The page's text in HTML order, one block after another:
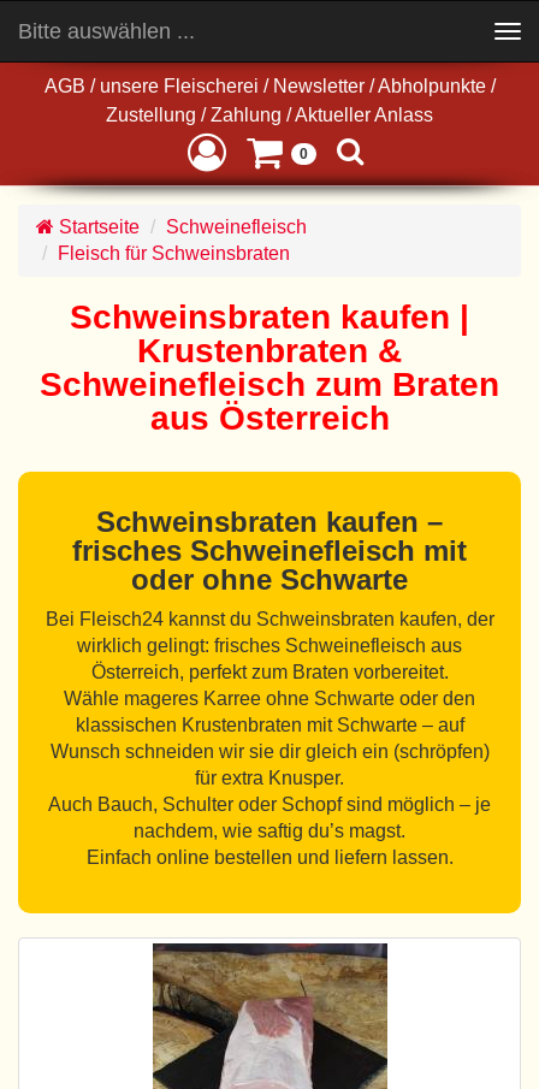
AGB / unsere Fleischerei / Newsletter / Abholpunkte /
Zustellung / Zahlung /Aktueller Anlass
0
Bitte auswählen ...
navigation
Startseite
Schweinefleisch
Fleisch für Schweinsbraten
Schweinsbraten kaufen |
Krustenbraten &
Schweinefleisch zum Braten
aus Österreich
Schweinsbraten kaufen –
frisches Schweinefleisch mit
oder ohne Schwarte
Bei Fleisch24 kannst du Schweinsbraten kaufen, der
wirklich gelingt: frisches Schweinefleisch aus
Österreich, perfekt zum Braten vorbereitet.
Wähle mageres Karree ohne Schwarte oder den
klassischen Krustenbraten mit Schwarte – auf
Wunsch schneiden wir sie dir gleich ein (schröpfen)
für extra Knusper.
Auch Bauch, Schulter oder Schopf sind möglich – je
nachdem, wie saftig du’s magst.
Einfach online bestellen und liefern lassen.